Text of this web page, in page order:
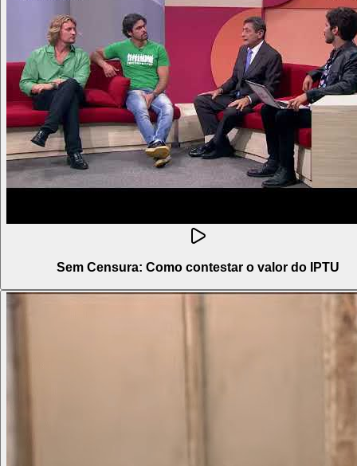
Sem Censura: Como contestar o valor do IPTU